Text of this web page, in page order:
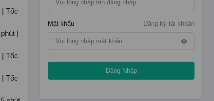
| Tốc
|
| Tốc
| Tốc
Đăng ký tài khoản
Mật khẩu
Đăng Nhập